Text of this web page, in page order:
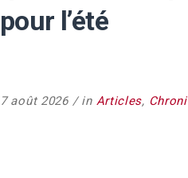
pour l’été
7 août 2026 in Articles,